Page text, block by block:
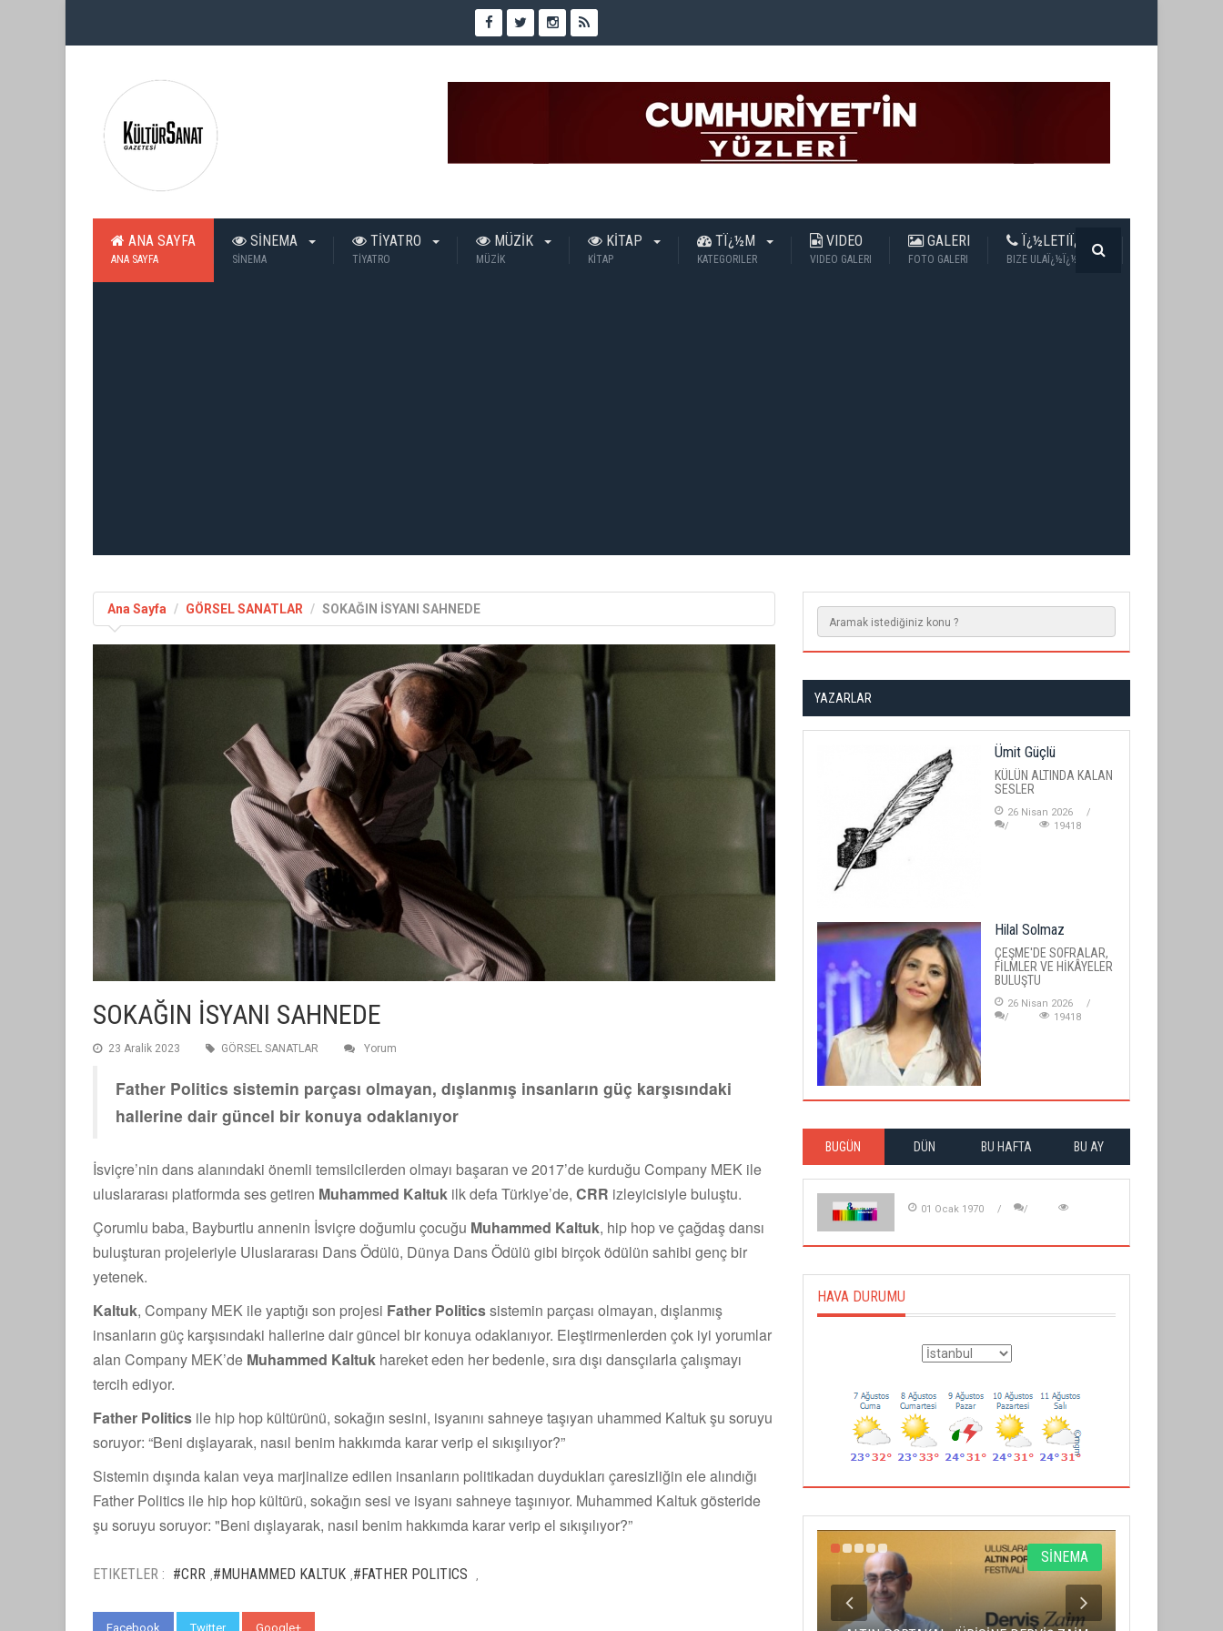
ANA SAYFA
ANA SAYFA
SİNEMA
SİNEMA
TİYATRO
TİYATRO
MÜZİK
MÜZİK
KİTAP
KİTAP
TÏ¿½M
KATEGORILER
VIDEO
VIDEO GALERI
GALERI
FOTO GALERI
Ï¿½LETIÏ¿½IM
BIZE ULAÏ¿½Ï¿½N
Ana Sayfa GÖRSEL SANATLAR SOKAĞIN İSYANI SAHNEDE
SOKAĞIN İSYANI SAHNEDE
23 Aralik 2023 GÖRSEL SANATLAR Yorum
Father Politics sistemin parçası olmayan, dışlanmış insanların güç karşısındaki
hallerine dair güncel bir konuya odaklanıyor
İsviçre’nin dans alanındaki önemli temsilcilerden olmayı başaran ve 2017’de kurduğu Company MEK ile
uluslararası platformda ses getiren Muhammed Kaltuk ilk defa Türkiye’de, CRR izleyicisiyle buluştu.
Çorumlu baba, Bayburtlu annenin İsviçre doğumlu çocuğu Muhammed Kaltuk, hip hop ve çağdaş dansı
buluşturan projeleriyle Uluslararası Dans Ödülü, Dünya Dans Ödülü gibi birçok ödülün sahibi genç bir
yetenek.
Kaltuk, Company MEK ile yaptığı son projesi Father Politicssistemin parçası olmayan, dışlanmış
insanların güç karşısındaki hallerine dair güncel bir konuya odaklanıyor. Eleştirmenlerden çok iyi yorumlar
alan Company MEK’de Muhammed Kaltuk hareket eden her bedenle, sıra dışı dansçılarla çalışmayı
tercih ediyor.
Father Politics ile hip hop kültürünü, sokağın sesini, isyanını sahneye taşıyan uhammed Kaltuk şu soruyu
soruyor: “Beni dışlayarak, nasıl benim hakkımda karar verip el sıkışılıyor?”
Sistemin dışında kalan veya marjinalize edilen insanların politikadan duydukları çaresizliğin ele alındığı
Father Politics ile hip hop kültürü, sokağın sesi ve isyanı sahneye taşınıyor. Muhammed Kaltuk gösteride
şu soruyu soruyor: "Beni dışlayarak, nasıl benim hakkımda karar verip el sıkışılıyor?”
ETIKETLER : #CRR #MUHAMMED KALTUK #FATHER POLITICS
Facebook Twitter Google+
YAZARLAR
Ümit Güçlü
KÜLÜN ALTINDA KALAN
SESLER
26 Nisan 2026
19418
Hilal Solmaz
ÇEŞME'DE SOFRALAR,
FİLMLER VE HİKÂYELER
BULUŞTU
26 Nisan 2026
19418
BUGÜN DÜN BU HAFTA BU AY
01 Ocak 1970
HAVA DURUMU
SİNEMA